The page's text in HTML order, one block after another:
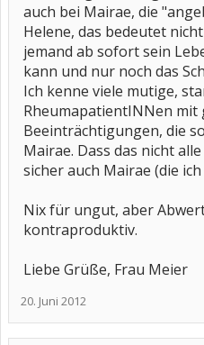
auch bei Mairae, die
Helene, das bedeutet
jemand ab sofort sein
kann und nur noch das
Ich kenne viele mutige,
RheumapatientINNen mit
Beeinträchtigungen, die
Mairae. Dass das nicht
sicher auch Mairae (die
Nix für ungut, aber
kontraproduktiv.
Liebe Grüße, Frau Meier
20. Juni 2012